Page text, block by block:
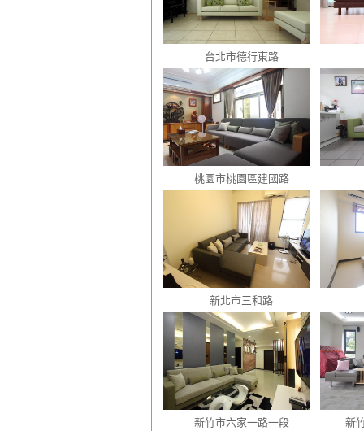
台北市德行東路
桃園市桃園區建國路
新北市三和路
新竹市六家一路一段 新